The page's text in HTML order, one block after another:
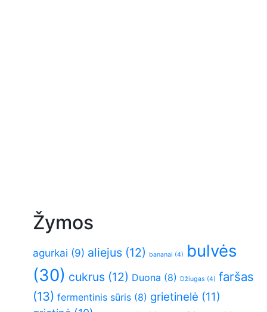
Žymos
agurkai (9) aliejus (12) bananai (4)
bulvės
(30) cukrus (12) Duona (8) Džiugas (4) faršas
(13) fermentinis sūris (8) grietinelė (11)